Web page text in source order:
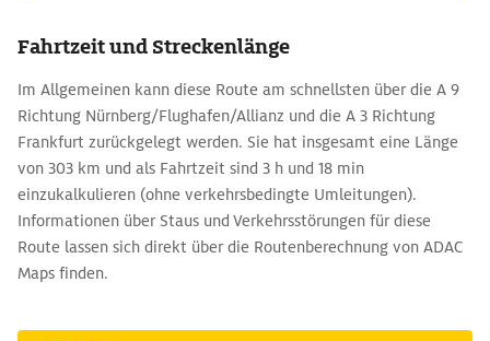
Fahrtzeit und Streckenlänge
Im Allgemeinen kann diese Route am schnellsten über die A 9
Richtung Nürnberg/Flughafen/Allianz und die A 3 Richtung
Frankfurt zurückgelegt werden. Sie hat insgesamt eine Länge
von 303 km und als Fahrtzeit sind 3 h und 18 min
einzukalkulieren (ohne verkehrsbedingte Umleitungen).
Informationen über Staus und Verkehrsstörungen für diese
Route lassen sich direkt über die Routenberechnung von ADAC
Maps finden.